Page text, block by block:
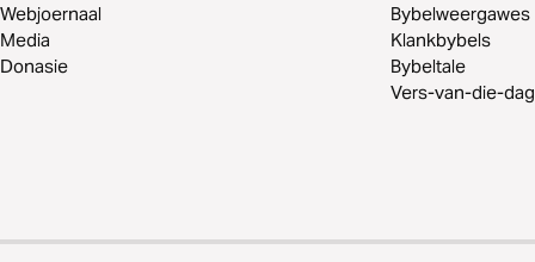
Webjoernaal
Media
Donasie
Bybelweergawes
Klankbybels
Bybeltale
Vers-van-die-dag